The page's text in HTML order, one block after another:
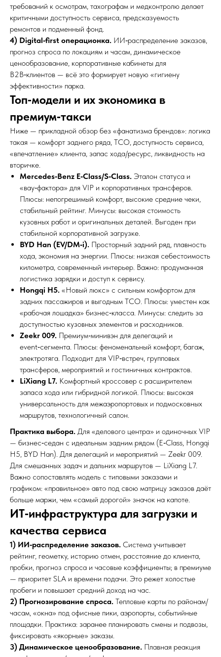
требований к осмотрам, тахографам и медконтролю делает
критичными доступность сервиса, предсказуемость
ремонтов и подменный фонд.
4) Digital‑first операционка. ИИ‑распределение заказов,
прогноз спроса по локациям и часам, динамическое
ценообразование, корпоративные кабинеты для
B2B‑клиентов — всё это формирует новую «гигиену
эффективности» парка.
Топ‑модели и их экономика в
премиум‑такси
Ниже — прикладной обзор без «фанатизма брендов»: логика
такая — комфорт заднего ряда, TCO, доступность сервиса,
«впечатление» клиента, запас хода/ресурс, ликвидность на
вторичке.
Mercedes‑Benz E‑Class/S‑Class. Эталон статуса и
«вау‑фактора» для VIP и корпоративных трансферов.
Плюсы: непогрешимый комфорт, высокие средние чеки,
стабильный рейтинг. Минусы: высокая стоимость
кузовных работ и оригинальных деталей. Выгоден при
стабильной корпоративной загрузке.
BYD Han (EV/DM‑i). Просторный задний ряд, плавность
хода, экономия на энергии. Плюсы: низкая себестоимость
километра, современный интерьер. Важно: продуманная
логистика зарядки и доступ к сервису.
Hongqi H5. «Новый люкс» с сильным комфортом для
задних пассажиров и выгодным TCO. Плюсы: уместен как
«рабочая лошадка» бизнес‑класса. Минусы: следить за
доступностью кузовных элементов и расходников.
Zeekr 009. Премиум‑минивэн для делегаций и
event‑сегмента. Плюсы: феноменальный комфорт, багаж,
электротяга. Подходит для VIP‑встреч, групповых
трансферов, мероприятий и гостиничных контрактов.
LiXiang L7. Комфортный кроссовер с расширителем
запаса хода или гибридной логикой. Плюсы: высокая
универсальность для межаэропортовых и подмосковных
маршрутов, технологичный салон.
Практика выбора. Для «делового центра» и одиночных VIP
— бизнес‑седан с идеальным задним рядом (E‑Class, Hongqi
H5, BYD Han). Для делегаций и мероприятий — Zeekr 009.
Для смешанных задач и дальних маршрутов — LiXiang L7.
Важно сопоставлять модель с типовыми заказами и
графиком: «правильное» авто под свою матрицу заказов даёт
больше маржи, чем «самый дорогой» значок на капоте.
ИТ‑инфраструктура для загрузки и
качества сервиса
1) ИИ‑распределение заказов. Система учитывает
рейтинг, геометку, историю отмен, расстояние до клиента,
пробки, прогноз спроса и часовые коэффициенты; в премиуме
— приоритет SLA и времени подачи. Это режет холостые
пробеги и повышает средний доход на час.
2) Прогнозирование спроса. Тепловые карты по районам/
часам, «окна» под офисные пики, аэропорты, событийные
площадки. Практика: заранее планировать смены и подвозы,
фиксировать «якорные» заказы.
3) Динамическое ценообразование. Плавная реакция